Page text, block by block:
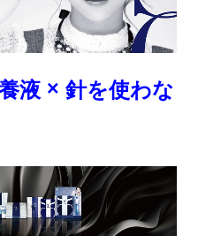
液 × 針を使わな